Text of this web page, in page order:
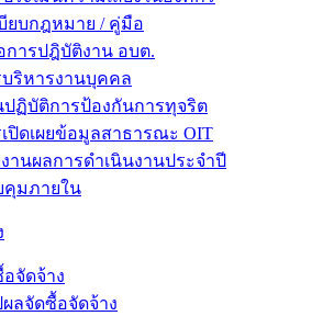
บียบกฎหมาย / คู่มือ
การปฎิบัติงาน อบต.
บริหารงานบุคคล
ปฏิบัติการป้องกันการทุจริต
ปิดเผยข้อมูลสาธารณะ OIT
านผลการดำเนินงานประจำปี
คุมภายใน
จัดจ้าง
ลจัดซื้อจัดจ้าง